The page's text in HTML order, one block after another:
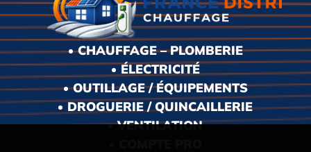
CHAUFFAGE – PLOMBERIE
ÉLECTRICITÉ
OUTILLAGE / ÉQUIPEMENTS
DROGUERIE / QUINCAILLERIE
VENTILATION